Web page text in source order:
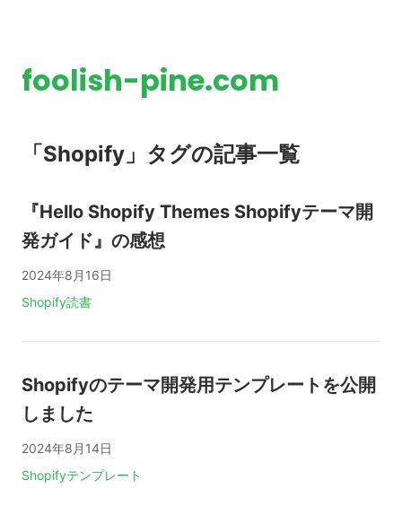
foolish-pine.com
「Shopify」タグの記事一覧
『Hello Shopify Themes Shopifyテーマ開
発ガイド』の感想
2024年8月16日
タグ:
Shopify読書
Shopifyのテーマ開発用テンプレートを公開
しました
2024年8月14日
タグ:
Shopifyテンプレート